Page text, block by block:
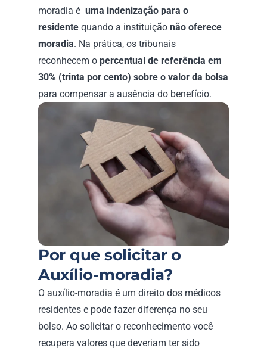
moradia é uma indenização para o
residente quando a instituição não oferece
moradia. Na prática, os tribunais
reconhecem o percentual de referência em
30% (trinta por cento) sobre o valor da bolsa
para compensar a ausência do benefício.
Por que solicitar o
Auxílio-moradia?
O auxílio-moradia é um direito dos médicos
residentes e pode fazer diferença no seu
bolso. Ao solicitar o reconhecimento você
recupera valores que deveriam ter sido